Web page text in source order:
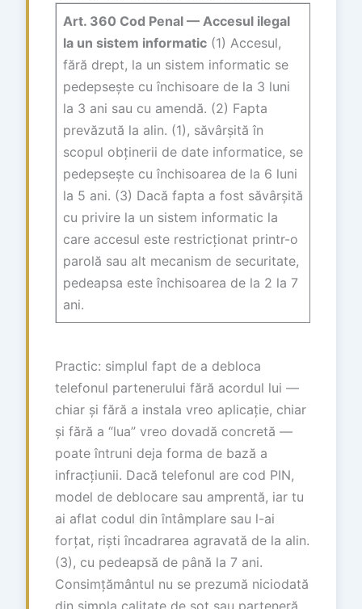
Art. 360 Cod Penal — Accesul ilegal
la un sistem informatic (1) Accesul,
fără drept, la un sistem informatic se
pedepsește cu închisoare de la 3 luni
la 3 ani sau cu amendă. (2) Fapta
prevăzută la alin. (1), săvârșită în
scopul obținerii de date informatice, se
pedepsește cu închisoarea de la 6 luni
la 5 ani. (3) Dacă fapta a fost săvârșită
cu privire la un sistem informatic la
care accesul este restricționat printr-o
parolă sau alt mecanism de securitate,
pedeapsa este închisoarea de la 2 la 7
ani.
Practic: simplul fapt de a debloca
telefonul partenerului fără acordul lui —
chiar și fără a instala vreo aplicație, chiar
și fără a “lua” vreo dovadă concretă —
poate întruni deja forma de bază a
infracțiunii. Dacă telefonul are cod PIN,
model de deblocare sau amprentă, iar tu
ai aflat codul din întâmplare sau l-ai
forțat, riști încadrarea agravată de la alin.
(3), cu pedeapsă de până la 7 ani.
Consimțământul nu se prezumă niciodată
din simpla calitate de soț sau parteneră.